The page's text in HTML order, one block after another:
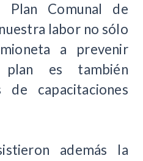
Plan Comunal de
labor no sólo
a prevenir
es también
capacitaciones
además la